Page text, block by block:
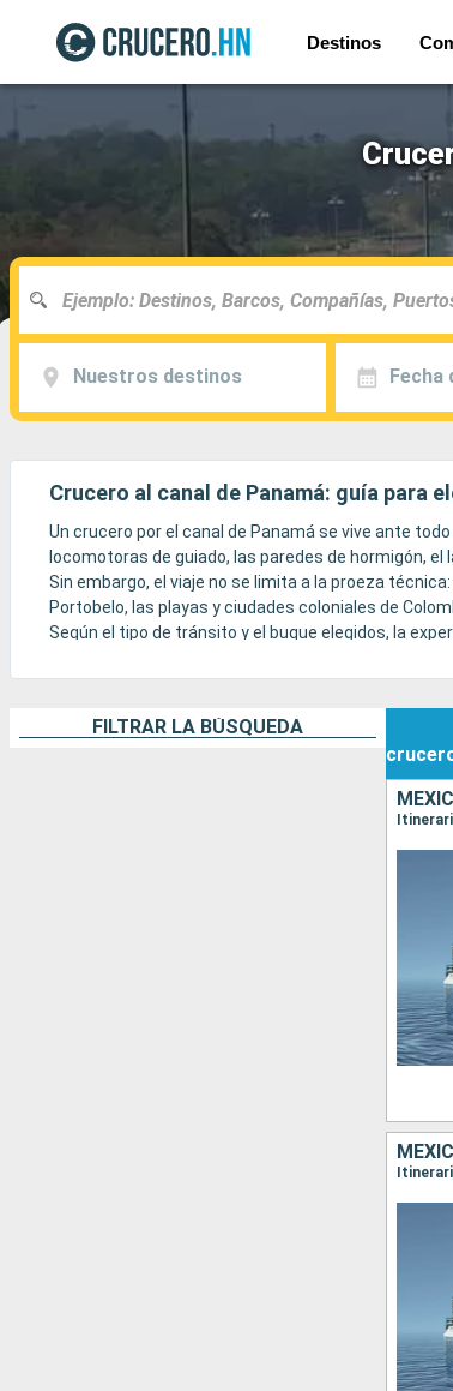
Destinos
Nuestros destinos Fecha
Crucero al canal de Panamá: guía para
Un crucero por el canal de Panamá se vive ante
locomotoras de guiado, las paredes de hormigón,
Sin embargo, el viaje no se limita a la proeza
Portobelo, las playas y ciudades coloniales de
Según el tipo de tránsito y el buque elegidos, la
FILTRAR LA BÚSQUEDA